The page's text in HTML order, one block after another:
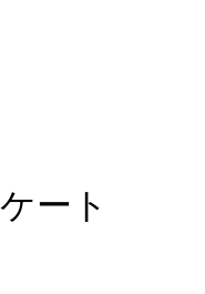
ート